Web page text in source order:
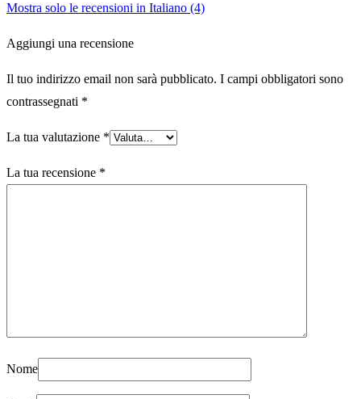
Mostra solo le recensioni in Italiano (4)
Aggiungi una recensione
Il tuo indirizzo email non sarà pubblicato. I campi obbligatori sono
contrassegnati *
La tua valutazione *
La tua recensione *
Nome